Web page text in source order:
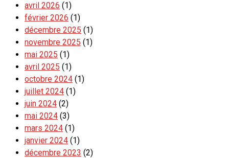
avril 2026 (1)
février 2026 (1)
décembre 2025 (1)
novembre 2025 (1)
mai 2025 (1)
avril 2025 (1)
octobre 2024 (1)
juillet 2024 (1)
juin 2024 (2)
mai 2024 (3)
mars 2024 (1)
janvier 2024 (1)
décembre 2023 (2)